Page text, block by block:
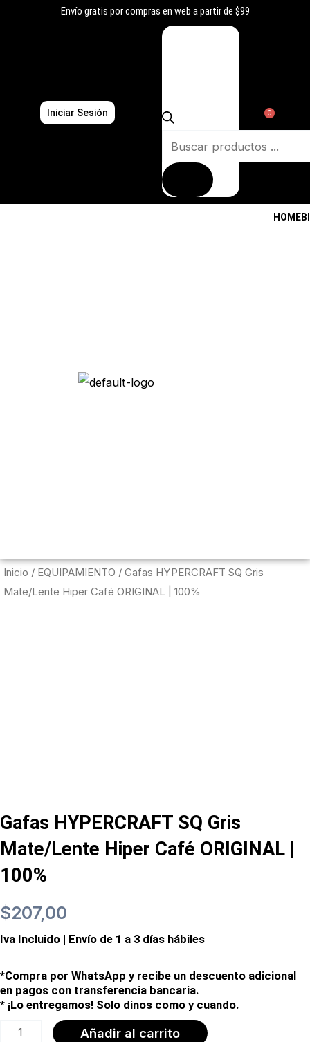
Envío gratis por compras en web a partir de $99
Iniciar Sesión
Búsqueda
0
HOME
Inicio / EQUIPAMIENTO / Gafas HYPERCRAFT SQ Gris
Mate/Lente Hiper Café ORIGINAL | 100%
Gafas HYPERCRAFT SQ Gris
Mate/Lente Hiper Café ORIGINAL |
100%
$207,00
Iva Incluido | Envío de 1 a 3 días hábiles
*Compra por WhatsApp y recibe un descuento adicional
en pagos con transferencia bancaria.
* ¡Lo entregamos! Solo dinos como y cuando.
Gafas
Añadir al carrito